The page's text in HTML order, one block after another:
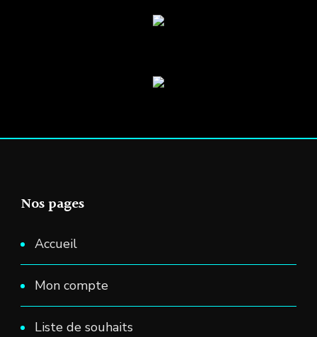
page
Nos pages
Accueil
Mon compte
Liste de souhaits